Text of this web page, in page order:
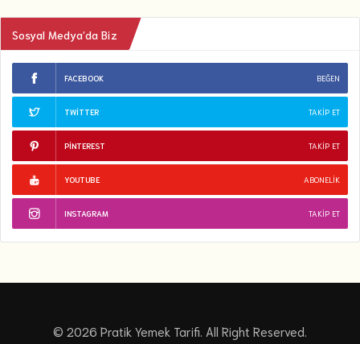
Sosyal Medya’da Biz
FACEBOOK BEĞEN
TWITTER TAKIP ET
PINTEREST TAKIP ET
YOUTUBE ABONELIK
INSTAGRAM TAKIP ET
© 2026 Pratik Yemek Tarifi. All Right Reserved.